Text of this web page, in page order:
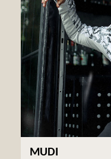
MUDI